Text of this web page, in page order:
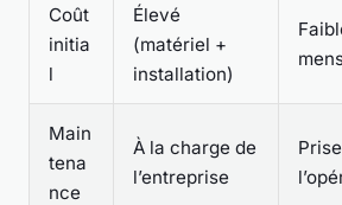
Coût
initia
l
Élevé
(matériel +
installation)
Main
tena
nce
À la charge de
l’entreprise